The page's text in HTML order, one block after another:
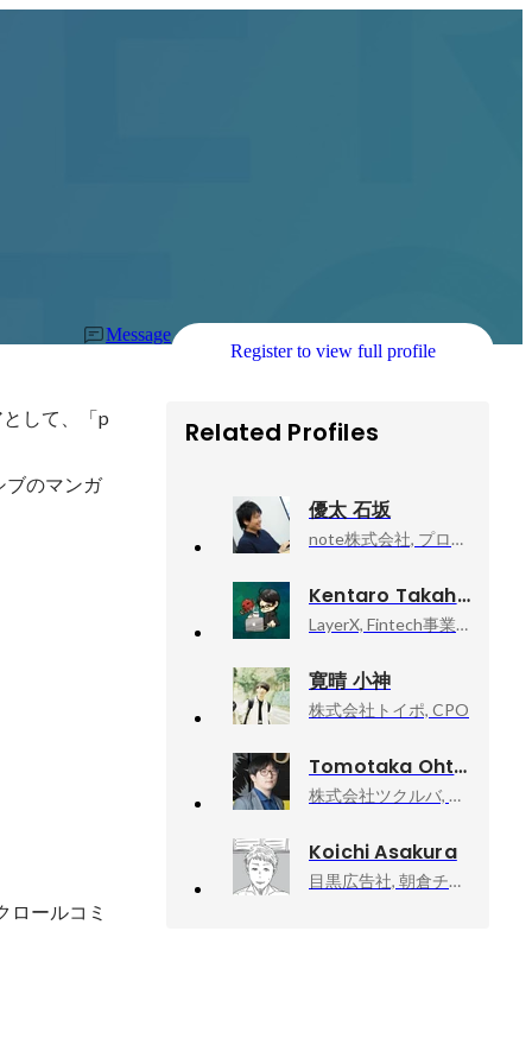
Message
Register to view full profile
して、「p
ブのマンガ
ロールコミ
Related Profiles
優太 石坂
note株式会社, プロダクトマネージャー・組織マネージャー
Kentaro Takahashi
LayerX, Fintech事業部 VPoE
寛晴 小神
株式会社トイポ, CPO
Tomotaka Ohtsuka
株式会社ツクルバ, プロダクトマネージャー
Koichi Asakura
目黒広告社, 朝倉チーム／クリエイティブ・ディレクター